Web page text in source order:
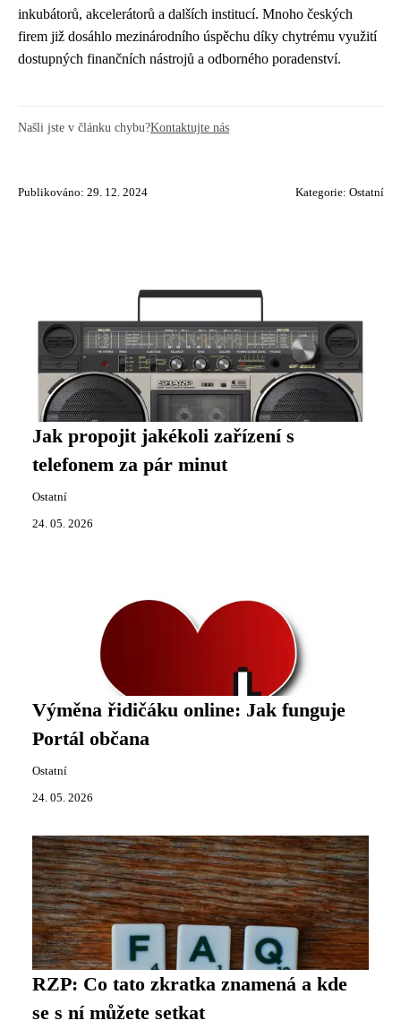
inkubátorů, akcelerátorů a dalších institucí. Mnoho českých
firem již dosáhlo mezinárodního úspěchu díky chytrému využití
dostupných finančních nástrojů a odborného poradenství.
Našli jste v článku chybu?Kontaktujte nás
Publikováno: 29. 12. 2024 Kategorie: Ostatní
Jak propojit jakékoli zařízení s
telefonem za pár minut
Ostatní
24. 05. 2026
Výměna řidičáku online: Jak funguje
Portál občana
Ostatní
24. 05. 2026
RZP: Co tato zkratka znamená a kde
se s ní můžete setkat